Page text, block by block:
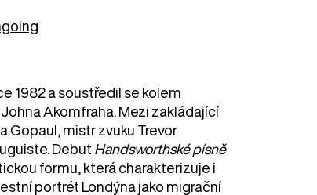
1982 a soustředil se kolem
Akomfraha. Mezi zakládající
Gopaul, mistr zvuku Trevor
Debut Handsworthské písně
formu, která charakterizuje i
portrét Londýna jako migrační